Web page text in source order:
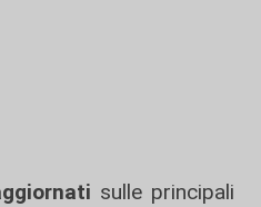
sulle principali